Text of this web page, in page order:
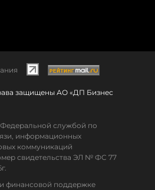
защищены АО «ДП Бизнес
службой по
информационных
коммуникаций
свидетельства ЭЛ № ФС 77
финансовой поддержке